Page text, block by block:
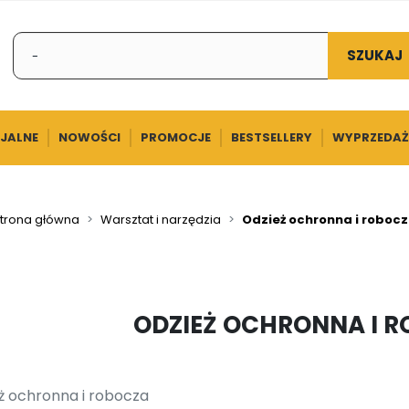
SZUKAJ
NOWOŚCI PROMOCJE BESTSELLERY WYPRZEDAŻ
główna Warsztat i narzędzia Odzież ochronna i
ODZIEŻ OCHRONNA I
ochronna i robocza